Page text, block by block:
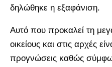
δηλώθηκε η εξαφάνιση.
Αυτό που προκαλεί τη
οικείους και στις αρχές
προγνώσεις καθώς